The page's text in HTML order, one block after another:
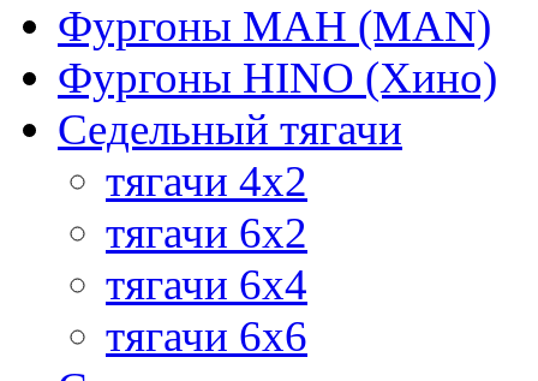
Фургоны МАН (MAN)
Фургоны HINO (Хино)
Седельный тягачи
тягачи 4х2
тягачи 6х2
тягачи 6х4
тягачи 6х6